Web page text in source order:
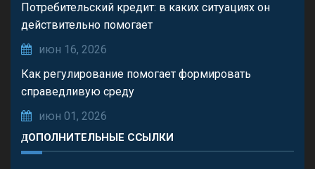
Потребительский кредит: в каких ситуациях он
действительно помогает
июн 16, 2026
Как регулирование помогает формировать
справедливую среду
июн 01, 2026
ДОПОЛНИТЕЛЬНЫЕ ССЫЛКИ